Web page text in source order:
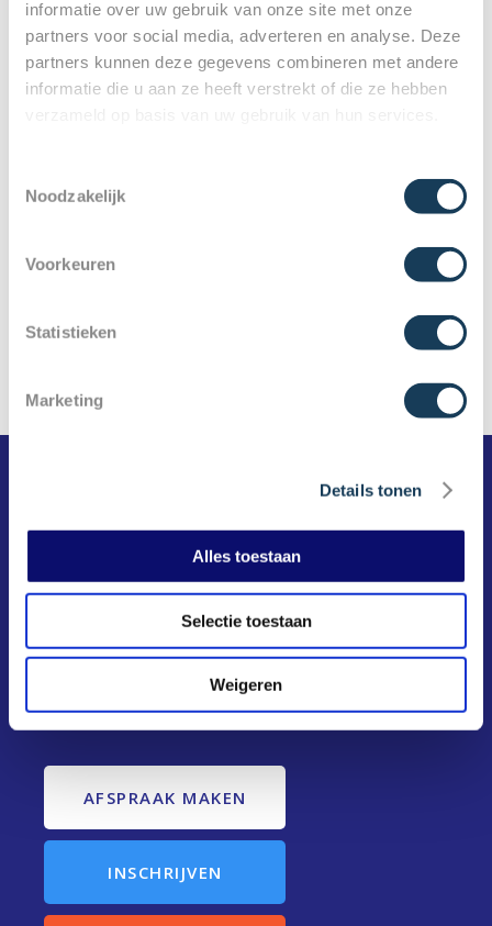
informatie over uw gebruik van onze site met onze
partners voor social media, adverteren en analyse. Deze
partners kunnen deze gegevens combineren met andere
informatie die u aan ze heeft verstrekt of die ze hebben
Noodzakelijk
Voorkeuren
Statistieken
Marketing
Details tonen
Alles toestaan
Selectie toestaan
Weigeren
EFFECT DIABETES OP GEBIT
De beste zorg voor jou.
AFSPRAAK MAKEN
INSCHRIJVEN